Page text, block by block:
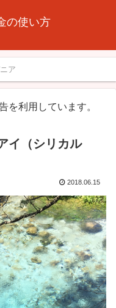
の使い方
ア
を利用しています。
イ（シリカル
2018.06.15